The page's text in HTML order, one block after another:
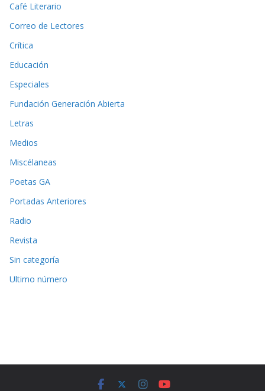
Café Literario
Correo de Lectores
Crítica
Educación
Especiales
Fundación Generación Abierta
Letras
Medios
Miscélaneas
Poetas GA
Portadas Anteriores
Radio
Revista
Sin categoría
Ultimo número